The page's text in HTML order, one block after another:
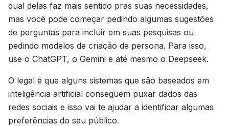
qual delas faz mais sentido pras suas necessidades,
mas você pode começar pedindo algumas sugestões
de perguntas para incluir em suas pesquisas ou
pedindo modelos de criação de persona. Para isso,
use o ChatGPT, o Gemini e até mesmo o Deepseek.
O legal é que alguns sistemas que são baseados em
inteligência artificial conseguem puxar dados das
redes sociais e isso vai te ajudar a identificar algumas
preferências do seu público.